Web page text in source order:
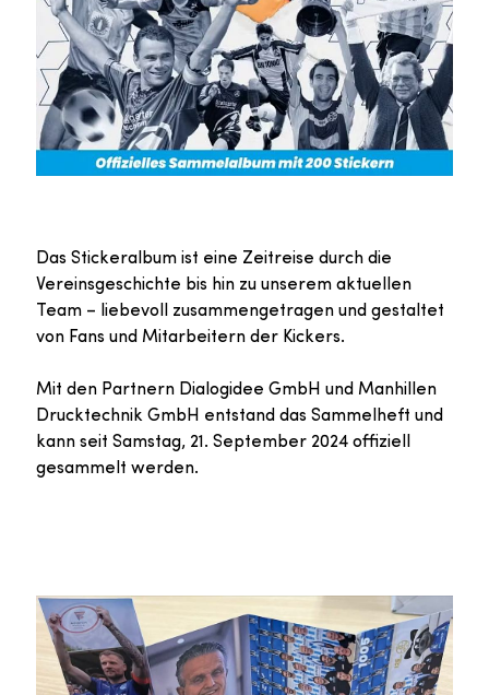
Das Stickeralbum ist eine Zeitreise durch die
Vereinsgeschichte bis hin zu unserem aktuellen
Team – liebevoll zusammengetragen und gestaltet
von Fans und Mitarbeitern der Kickers.
Mit den Partnern Dialogidee GmbH und Manhillen
Drucktechnik GmbH entstand das Sammelheft und
kann seit Samstag, 21. September 2024 offiziell
gesammelt werden.